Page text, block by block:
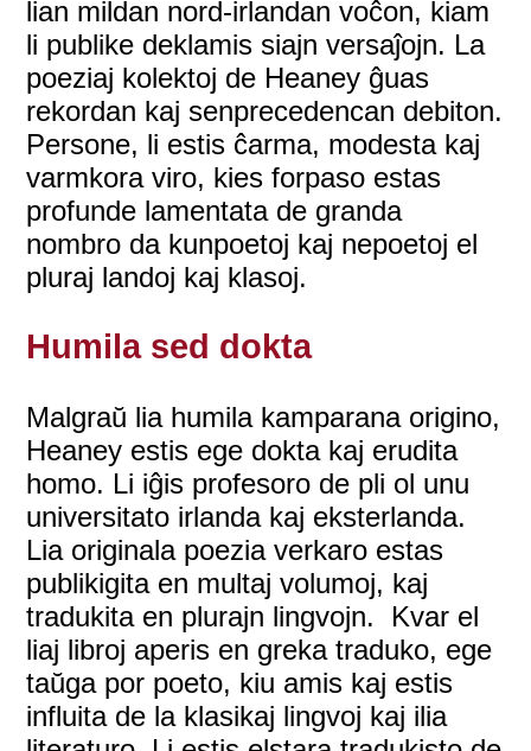
lian mildan nord-irlandan voĉon, kiam
li publike deklamis siajn versaĵojn. La
poeziaj kolektoj de Heaney ĝuas
rekordan kaj senprecedencan debiton.
Persone, li estis ĉarma, modesta kaj
varmkora viro, kies forpaso estas
profunde lamentata de granda
nombro da kunpoetoj kaj nepoetoj el
pluraj landoj kaj klasoj.
Humila sed dokta
Malgraŭ lia humila kamparana origino,
Heaney estis ege dokta kaj erudita
homo. Li iĝis profesoro de pli ol unu
universitato irlanda kaj eksterlanda.
Lia originala poezia verkaro estas
publikigita en multaj volumoj, kaj
tradukita en plurajn lingvojn. Kvar el
liaj libroj aperis en greka traduko, ege
taŭga por poeto, kiu amis kaj estis
influita de la klasikaj lingvoj kaj ilia